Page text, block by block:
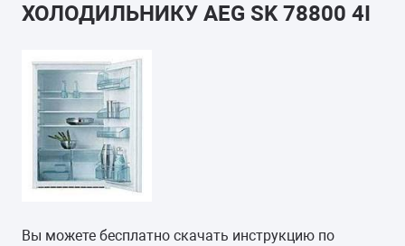
ХОЛОДИЛЬНИКУ AEG SK 78800 4I
Вы можете бесплатно скачать инструкцию по